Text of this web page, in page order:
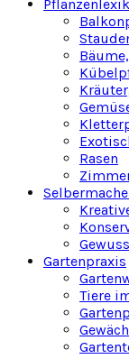
Rasen
Gartenpraxis
Tiere